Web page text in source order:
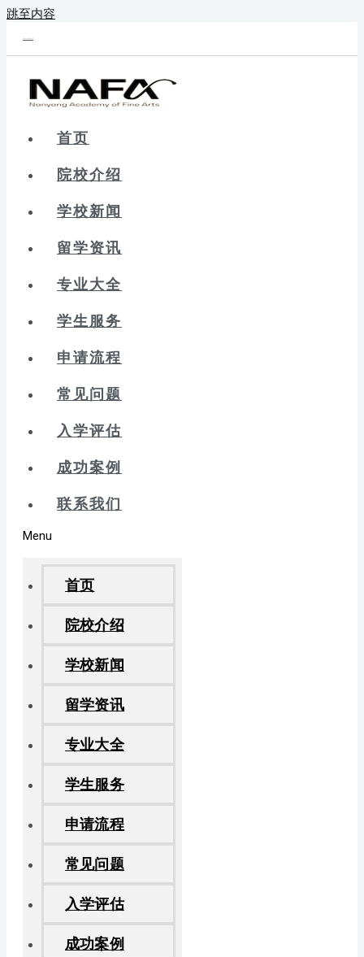
跳至内容
首页
院校介绍
学校新闻
留学资讯
专业大全
学生服务
申请流程
常见问题
入学评估
成功案例
联系我们
Menu
首页
院校介绍
学校新闻
留学资讯
专业大全
学生服务
申请流程
常见问题
入学评估
成功案例